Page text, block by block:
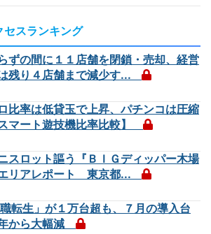
セスランキング
ずの間に１１店舗を閉鎖・売却、経営
残り４店舗まで減少す...
比率は低貸玉で上昇、パチンコは圧縮
マート遊技機比率比較】
スロット謳う『ＢＩＧディッパー木場
リアレポート 東京都...
職転生」が１万台超も、７月の導入台
から大幅減